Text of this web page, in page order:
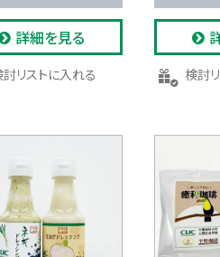
詳細を見る
検討リストに入れる 検討